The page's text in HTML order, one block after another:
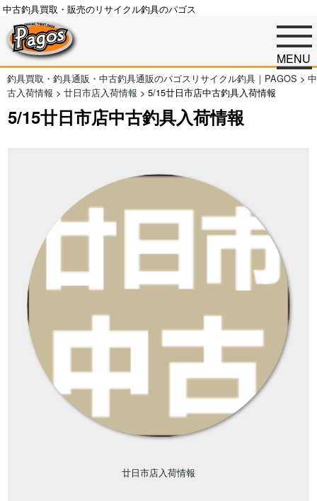
中古釣具買取・販売のリサイクル釣具のパゴス
MENU
釣具買取・釣具通販・中古釣具通販のパゴスリサイクル釣具｜PAGOS > 中
古入荷情報 > 廿日市店入荷情報 > 5/15廿日市店中古釣具入荷情報
5/15廿日市店中古釣具入荷情報
廿日市店入荷情報